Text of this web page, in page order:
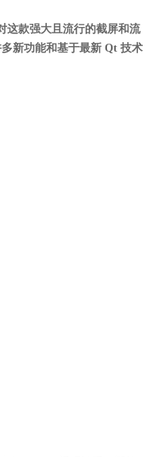
这款强大且流行的截屏和流
新功能和基于最新 Qt 技术